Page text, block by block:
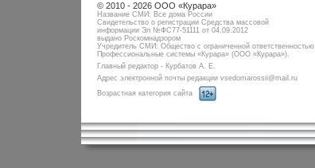
© 2010 - 2026 ООО «Курара»
Название СМИ: Все дома России
Свидетельство о регистрации Средства массовой
информации Эл №ФC77-51111 от 04.09.2012
выдано Роскомнадзором
Учредитель СМИ: Общество с ограниченной ответственностью
Профессиональные системы «Курара» (ООО «Курара»).
Главный редактор - Курбатов А. Е.
Адрес электронной почты редакции vsedomarossii@mail.ru
Возрастная категория сайта